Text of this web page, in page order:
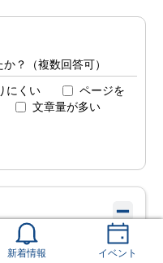
？（複数回答可）
にくい
ページを
文章量が多い
新着情報 イベント